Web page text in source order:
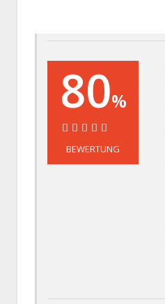
80%
80%
BEWERTUNG